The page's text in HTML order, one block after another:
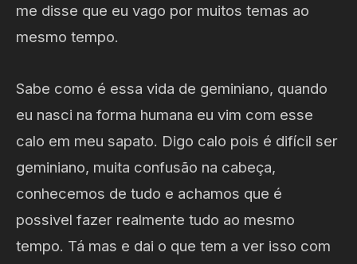
me disse que eu vago por muitos temas ao
mesmo tempo.
Sabe como é essa vida de geminiano, quando
eu nasci na forma humana eu vim com esse
calo em meu sapato. Digo calo pois é difícil ser
geminiano, muita confusão na cabeça,
conhecemos de tudo e achamos que é
possivel fazer realmente tudo ao mesmo
tempo. Tá mas e dai o que tem a ver isso com